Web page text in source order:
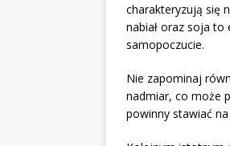
charakteryzują się
nabiał oraz soja to
samopoczucie.
Nie zapominaj
nadmiar, co może
powinny stawiać